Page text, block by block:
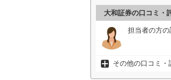
大和証券の口コミ・
担当者の方の
その他の口コミ・